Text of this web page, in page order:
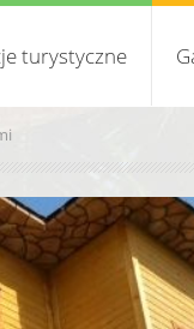
turystyczne